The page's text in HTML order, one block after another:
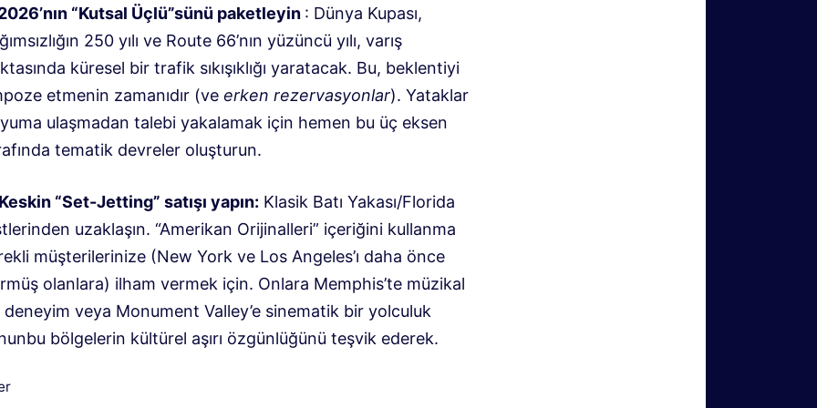
“Kutsal Üçlü”sünü paketleyin : Dünya Kupası,
250 yılı ve Route 66’nın yüzüncü yılı, varış
küresel bir trafik sıkışıklığı yaratacak. Bu, beklentiyi
etmenin zamanıdır (ve erken rezervasyonlar). Yataklar
ulaşmadan talebi yakalamak için hemen bu üç eksen
tematik devreler oluşturun.
“Set-Jetting” satışı yapın: Klasik Batı Yakası/Florida
uzaklaşın. “Amerikan Orijinalleri” içeriğini kullanma
müşterilerinize (New York ve Los Angeles’ı daha önce
olanlara) ilham vermek için. Onlara Memphis’te müzikal
deneyim veya Monument Valley’e sinematik bir yolculuk
bu bölgelerin kültürel aşırı özgünlüğünü teşvik ederek.